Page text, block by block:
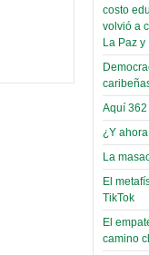
Leer
Trabajo
elegirán
Viernes,
Leer
“Tuna
toca y
Leer
El
Read
de
El
costo
volvió a
La Paz y
Aquí 362
¿Y
La
El
TikTok
El
camino